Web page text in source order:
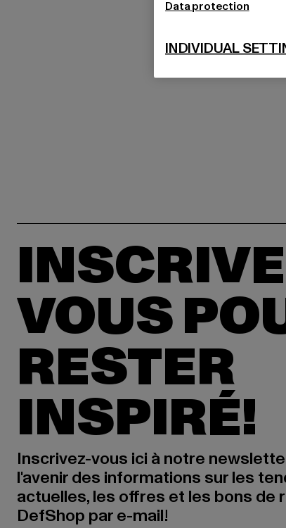
VOUS
RESTER
INSPIRÉ!
Inscrivez-vous ici à notre
l'avenir des informations sur les
actuelles, les offres et les bons de
DefShop par e-mail!
Data protection
INDIVIDUAL